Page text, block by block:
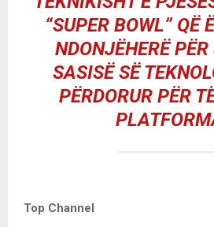
“SUPER BOWL” QË
NDONJËHERË
SASISË SË
PËRDORUR PËR
Top Channel